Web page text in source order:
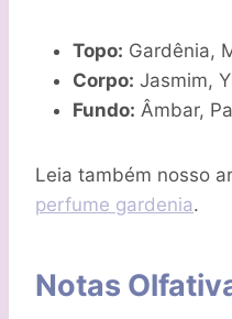
Topo: Gardênia,
Corpo: Jasmim,
Fundo: Âmbar,
Leia também nosso
perfume gardenia.
Notas